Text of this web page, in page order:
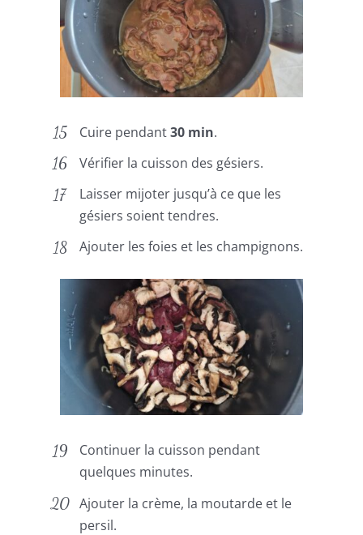
Cuire pendant30 min.
Vérifier la cuisson des gésiers.
Laisser mijoter jusqu’à ce que les
gésiers soient tendres.
Ajouter les foies et les champignons.
Continuer la cuisson pendant
quelques minutes.
Ajouter la crème, la moutarde et le
persil.